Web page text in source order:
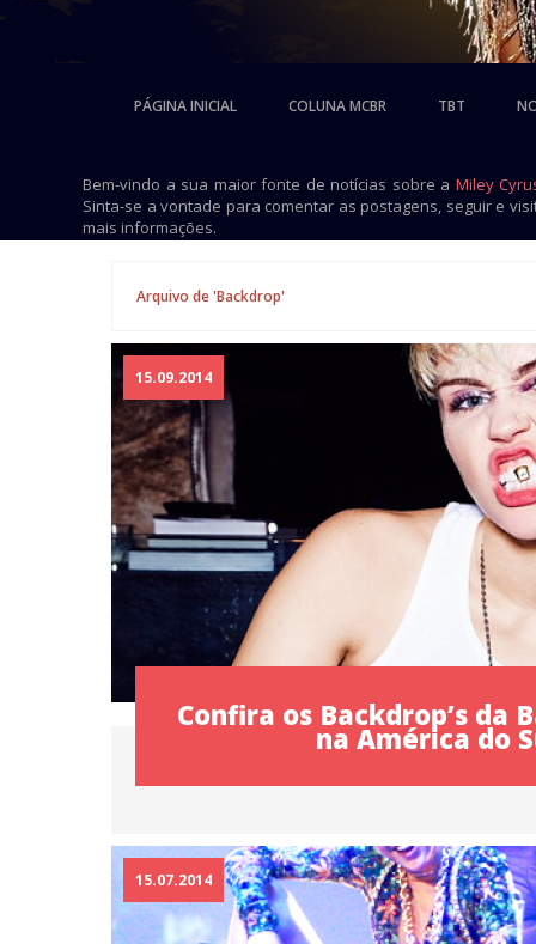
PÁGINA INICIAL COLUNA MCBR TBT
Bem-vindo a sua maior fonte de notícias sobre a Miley
Sinta-se a vontade para comentar as postagens, seguir e
mais informações.
Arquivo de 'Backdrop'
15.09.2014
Confira os Backdrop’s da
na América do
15.07.2014